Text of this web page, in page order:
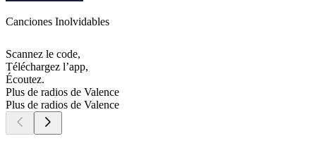
Canciones Inolvidables
Scannez le code,
Téléchargez l’app,
Écoutez.
Plus de radios de Valence
Plus de radios de Valence